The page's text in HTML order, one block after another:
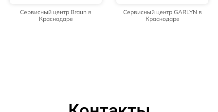
Сервисный центр Braun в
Краснодаре
Сервисный центр GARLYN в
Краснодаре